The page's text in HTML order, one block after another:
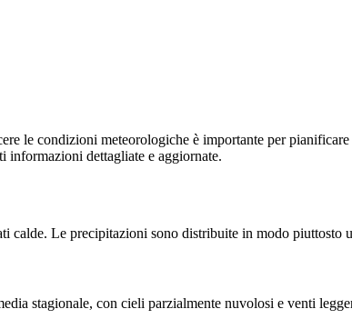
le condizioni meteorologiche è importante per
dettagliate e aggiornate.
calde. Le precipitazioni sono distribuite in modo piuttosto
stagionale, con cieli parzialmente nuvolosi e venti